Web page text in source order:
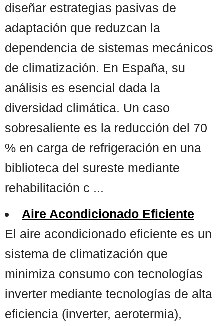
diseñar estrategias pasivas de
adaptación que reduzcan la
dependencia de sistemas mecánicos
de climatización. En España, su
análisis es esencial dada la
diversidad climática. Un caso
sobresaliente es la reducción del 70
% en carga de refrigeración en una
biblioteca del sureste mediante
rehabilitación c ...
Aire Acondicionado Eficiente
El aire acondicionado eficiente es un
sistema de climatización que
minimiza consumo con tecnologías
inverter mediante tecnologías de alta
eficiencia (inverter, aerotermia),